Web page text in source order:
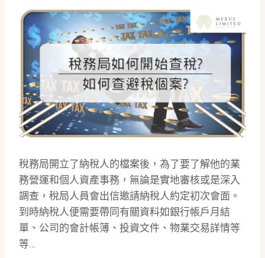
稅務局開立了納稅人的檔案後，為了要了解他的業
務營運和個人資產事務，無論是實地審核或是深入
調查，稅局人員會出信邀請納稅人約定初次會面。
到時納稅人便需要帶同有關資料如銀行帳戶月結
單、公司的會計帳簿、投資文件、物業交易詳情等
等…